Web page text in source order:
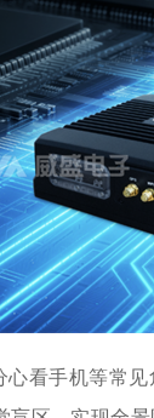
看手机等常